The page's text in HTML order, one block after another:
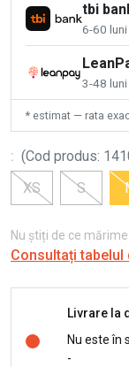
tbi
6-60
3-48 luni
* estimat — rata
: (Cod produs:
XS
S
Nu știți de ce
Consultați tabelul
Livrare la
Nu este în
-